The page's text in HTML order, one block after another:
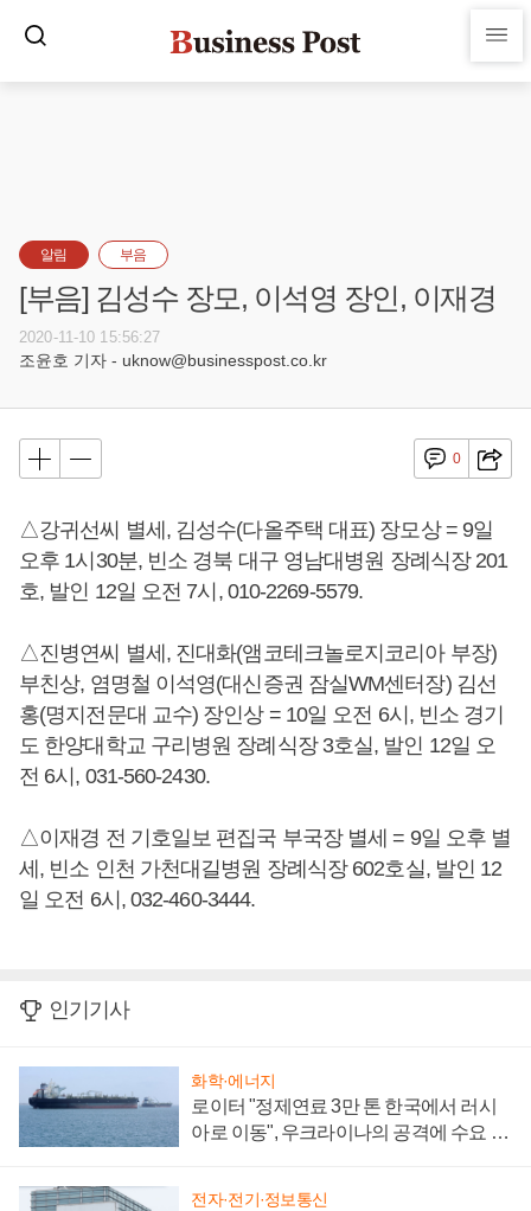
알림 부음
[부음] 김성수 장모, 이석영 장인, 이재경
2020-11-10 15:56:27
조윤호 기자 - uknow@businesspost.co.kr
0
△강귀선씨 별세, 김성수(다올주택 대표) 장모상 = 9일
오후 1시30분, 빈소 경북 대구 영남대병원 장례식장 201
호, 발인 12일 오전 7시, 010-2269-5579.
△진병연씨 별세, 진대화(앰코테크놀로지코리아 부장)
부친상, 염명철 이석영(대신증권 잠실WM센터장) 김선
홍(명지전문대 교수) 장인상 = 10일 오전 6시, 빈소 경기
도 한양대학교 구리병원 장례식장 3호실, 발인 12일 오
전 6시, 031-560-2430.
△이재경 전 기호일보 편집국 부국장 별세 = 9일 오후 별
세, 빈소 인천 가천대길병원 장례식장 602호실, 발인 12
일 오전 6시, 032-460-3444.
인기기사
화학·에너지
로이터 "정제연료 3만 톤 한국에서 러시
아로 이동", 우크라이나의 공격에 수요 늘
전자·전기·정보통신